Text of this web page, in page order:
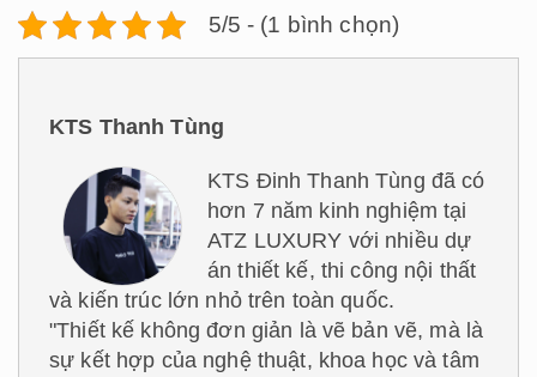
5/5 - (1 bình chọn)
KTS Thanh Tùng
KTS Đinh Thanh Tùng đã có
hơn 7 năm kinh nghiệm tại
ATZ LUXURY với nhiều dự
án thiết kế, thi công nội thất
và kiến trúc lớn nhỏ trên toàn quốc.
"Thiết kế không đơn giản là vẽ bản vẽ, mà là
sự kết hợp của nghệ thuật, khoa học và tâm